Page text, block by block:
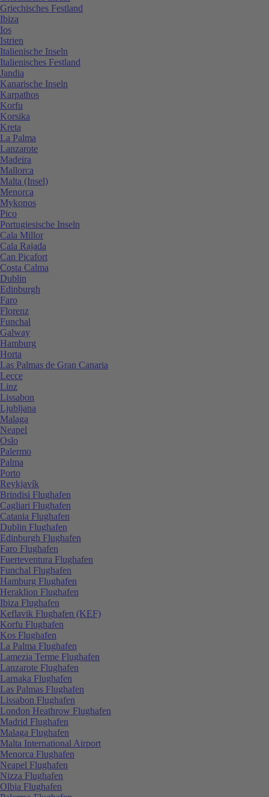
Griechisches Festland
Ibiza
Ios
Istrien
Italienische Inseln
Italienisches Festland
Jandia
Kanarische Inseln
Karpathos
Korfu
Korsika
Kreta
La Palma
Lanzarote
Madeira
Mallorca
Malta (Insel)
Menorca
Mykonos
Pico
Portugiesische Inseln
Cala Millor
Cala Rajada
Can Picafort
Costa Calma
Dublin
Edinburgh
Faro
Florenz
Funchal
Galway
Hamburg
Horta
Las Palmas de Gran Canaria
Lecce
Linz
Lissabon
Ljubljana
Malaga
Neapel
Oslo
Palermo
Palma
Porto
Reykjavík
Brindisi Flughafen
Cagliari Flughafen
Catania Flughafen
Dublin Flughafen
Edinburgh Flughafen
Faro Flughafen
Fuerteventura Flughafen
Funchal Flughafen
Hamburg Flughafen
Heraklion Flughafen
Ibiza Flughafen
Keflavik Flughafen (KEF)
Korfu Flughafen
Kos Flughafen
La Palma Flughafen
Lamezia Terme Flughafen
Lanzarote Flughafen
Larnaka Flughafen
Las Palmas Flughafen
Lissabon Flughafen
London Heathrow Flughafen
Madrid Flughafen
Malaga Flughafen
Malta International Airport
Menorca Flughafen
Neapel Flughafen
Nizza Flughafen
Olbia Flughafen